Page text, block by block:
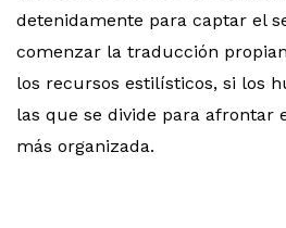
detenidamente para captar el
comenzar la traducción
los recursos estilísticos, si los
las que se divide para afrontar
más organizada.